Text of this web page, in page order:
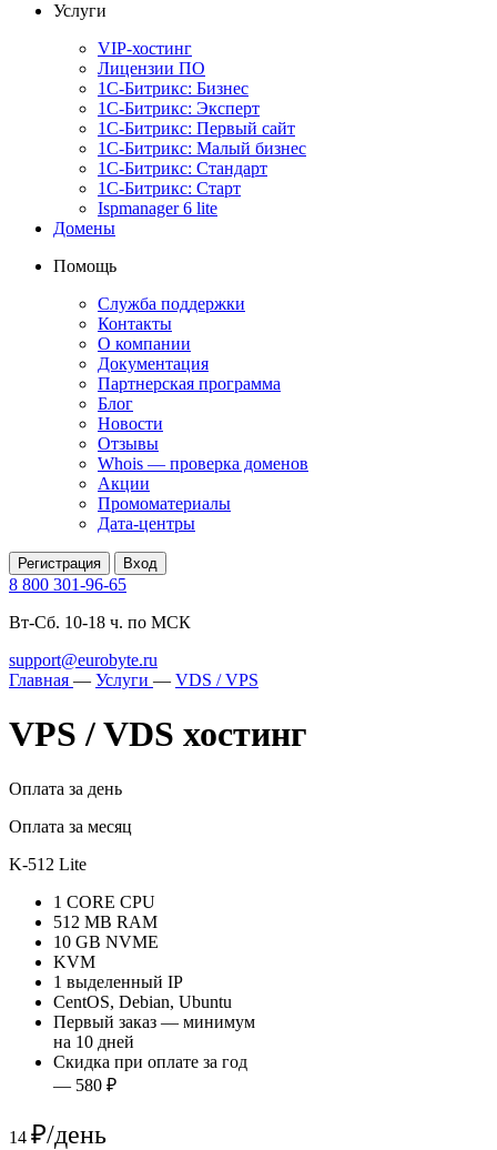
Услуги
VIP-хостинг
Лицензии ПО
1С-Битрикс: Бизнес
1С-Битрикс: Эксперт
1С-Битрикс: Первый сайт
1С-Битрикс: Малый бизнес
1С-Битрикс: Стандарт
1С-Битрикс: Старт
Ispmanager 6 lite
Домены
Помощь
Служба поддержки
Контакты
О компании
Документация
Партнерская программа
Блог
Новости
Отзывы
Whois — проверка доменов
Акции
Промоматериалы
Дата-центры
Регистрация Вход
8 800 301-96-65
Вт-Сб. 10-18 ч. по МСК
support@eurobyte.ru
Главная — Услуги — VDS / VPS
VPS / VDS хостинг
Оплата за день
Оплата за месяц
K-512 Lite
1 CORE CPU
512 MB RAM
10 GB NVME
KVM
1 выделенный IP
CentOS, Debian, Ubuntu
Первый заказ — минимум
на 10 дней
Скидка при оплате за год
— 580 ₽
14 ₽/день